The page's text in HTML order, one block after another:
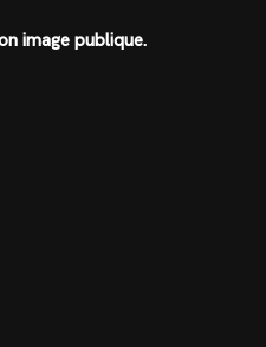
image publique.